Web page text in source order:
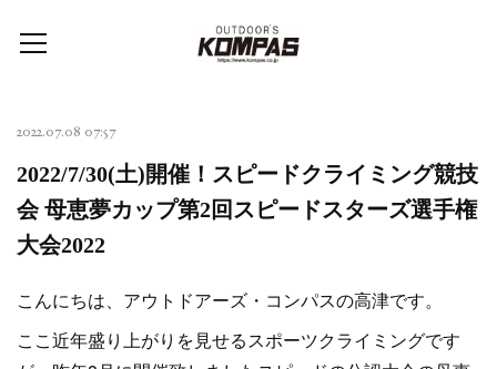
2022.07.08 07:57
2022/7/30(土)開催！スピードクライミング競技
会 母恵夢カップ第2回スピードスターズ選手権
大会2022
こんにちは、アウトドアーズ・コンパスの高津です。
ここ近年盛り上がりを見せるスポーツクライミングです